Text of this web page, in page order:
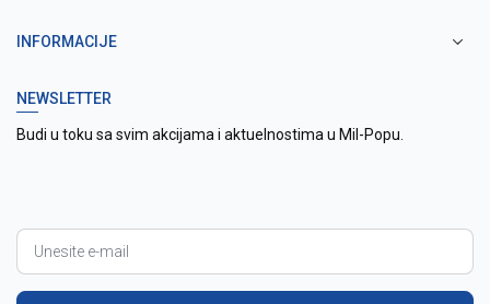
INFORMACIJE
NEWSLETTER
Budi u toku sa svim akcijama i aktuelnostima u Mil-Popu.